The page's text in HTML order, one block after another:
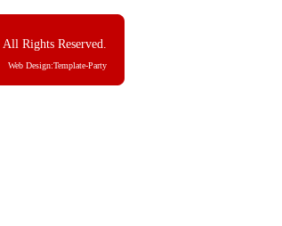
All Rights Reserved.
Web Design:Template-Party